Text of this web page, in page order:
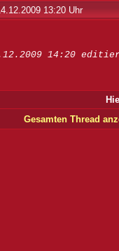
13:20 Uhr
14:20
Gesamten Thread